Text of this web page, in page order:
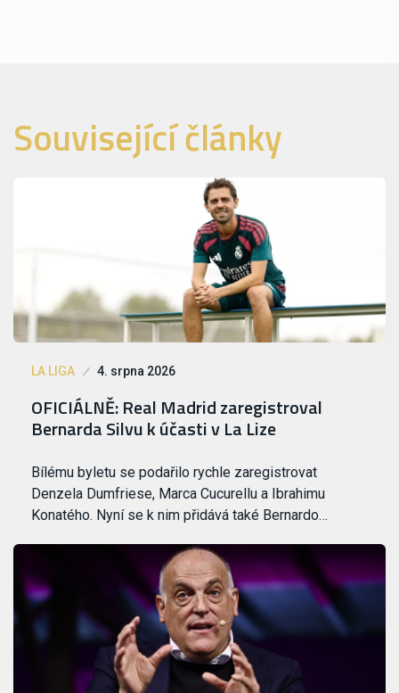
Související články
LA LIGA 4. srpna 2026
OFICIÁLNĚ: Real Madrid zaregistroval
Bernarda Silvu k účasti v La Lize
Bílému byletu se podařilo rychle zaregistrovat
Denzela Dumfriese, Marca Cucurellu a Ibrahimu
Konatého. Nyní se k nim přidává také Bernardo…